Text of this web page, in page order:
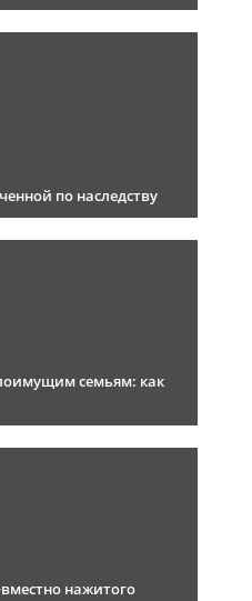
по наследству
семьям: как
нажитого